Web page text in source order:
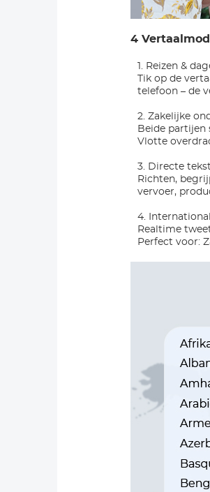
4
1. Reizen &
Tik op de
telefoon – de
2. Zakelijke
Beide partijen
Vlotte
3. Directe
Richten,
vervoer,
4.
Realtime
Perfect voor: